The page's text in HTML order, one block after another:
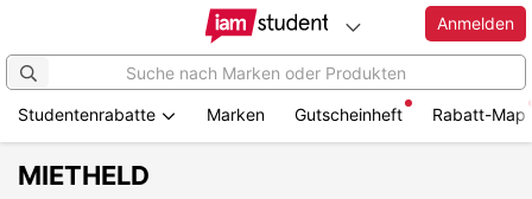
Anmelden
Studentenrabatte Marken Gutscheinheft Rabatt-Map
MIETHELD